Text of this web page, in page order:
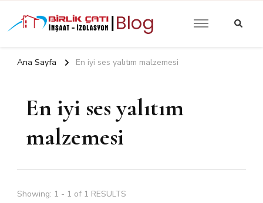
İzolasyon |
Güncel Yalıtım İzolasyon
Ana Sayfa
En iyi ses yalıtım malzemesi
En iyi ses yalıtım
malzemesi
Showing: 1 - 1 of 1 RESULTS